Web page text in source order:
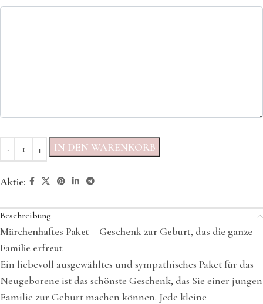
IN DEN WARENKORB
Aktie:
Beschreibung
Märchenhaftes Paket – Geschenk zur Geburt, das die ganze
Familie erfreut
Ein liebevoll ausgewähltes und sympathisches Paket für das
Neugeborene ist das schönste Geschenk, das Sie einer jungen
Familie zur Geburt machen können. Jede kleine